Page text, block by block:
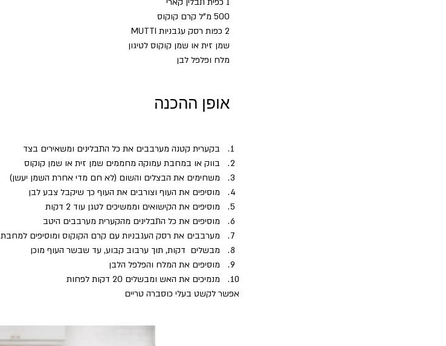
500 מ"ל קרם קוקוס
2 כפות רסק עגבניות MUTTI
שמן זית או שמן קוקוס לטיגון
מלח ופלפל לבן
אופן ההכנה
בקערית קטנה מערבבים את כל התבלינים ומשאירים בצד
בווק או במחבת עמוקה מחממים שמן זית או שמן קוקוס
משחימים את הבצלים והשום (לא חם מדי אחרת השמן יעשן)
מוסיפים את העוף וצורבים את העוף כך שיקבל צבע לבן
מוסיפים את הקישואים וממשיכים לטגן עוד 2 דקות
מוסיפים את כל התבלינים מהקערית מערבבים היטב
מערבבים את רסק העגבניות עם קרם הקוקוס ומוסיפים למחבת
מבשלים  דקות, תוך ערבוב קבוע, עד שבשר העוף מוכן
מוסיפים את המלח והפלפל הלבן
מנמיכים את האש ומבשלים 20 דקות לפחות
אפשר לקשט בעלי כוסברה טריים